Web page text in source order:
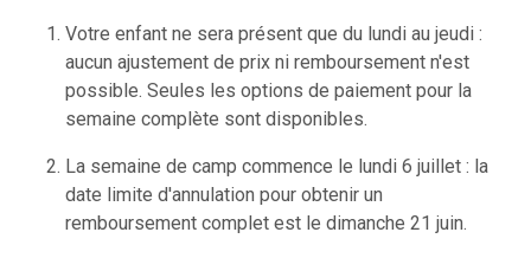
Votre enfant ne sera présent que du lundi au jeudi :
aucun ajustement de prix ni remboursement n'est
possible. Seules les options de paiement pour la
semaine complète sont disponibles.
La semaine de camp commence le lundi 6 juillet : la
date limite d'annulation pour obtenir un
remboursement complet est le dimanche 21 juin.